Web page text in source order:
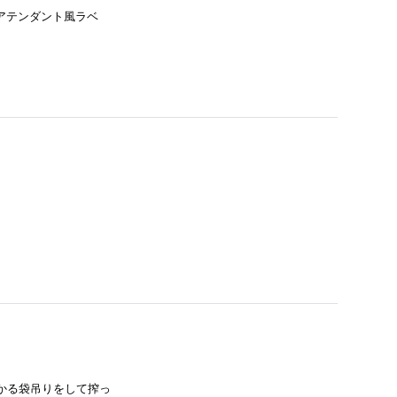
テンダント風ラベ
る袋吊りをして搾っ